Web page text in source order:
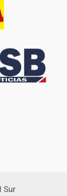
Sur